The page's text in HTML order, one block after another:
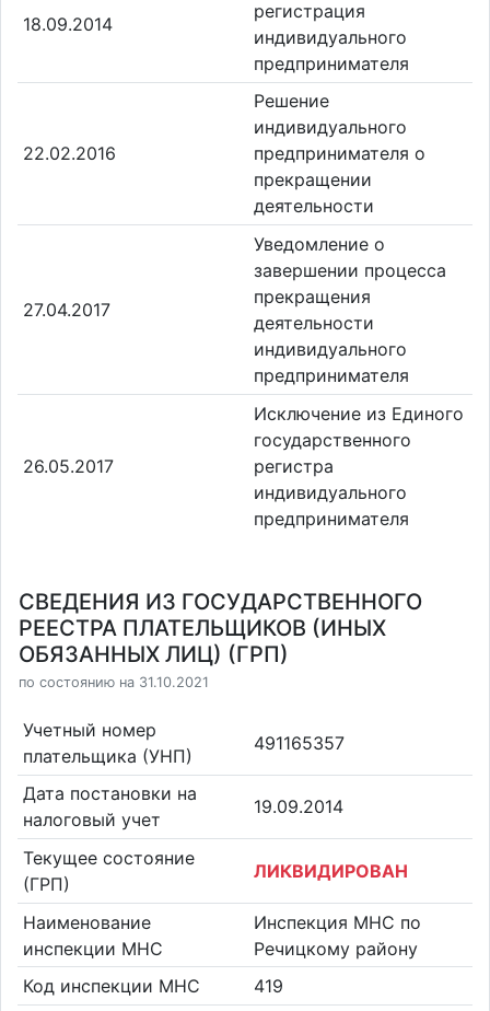
18.09.2014
регистрация
индивидуального
предпринимателя
22.02.2016
Решение
индивидуального
предпринимателя о
прекращении
деятельности
27.04.2017
Уведомление о
завершении процесса
прекращения
деятельности
индивидуального
предпринимателя
26.05.2017
Исключение из Единого
государственного
регистра
индивидуального
предпринимателя
СВЕДЕНИЯ ИЗ ГОСУДАРСТВЕННОГО
РЕЕСТРА ПЛАТЕЛЬЩИКОВ (ИНЫХ
ОБЯЗАННЫХ ЛИЦ) (ГРП)
по состоянию на 31.10.2021
Учетный номер
плательщика (УНП)
491165357
Дата постановки на
налоговый учет
19.09.2014
Текущее состояние
(ГРП)
ЛИКВИДИРОВАН
Наименование
инспекции МНС
Инспекция МНС по
Речицкому району
Код инспекции МНС
419